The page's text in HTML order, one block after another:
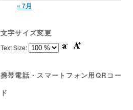
« 7月
文字サイズ変更
Text Size:
携帯電話・スマートフォン用QRコー
ド